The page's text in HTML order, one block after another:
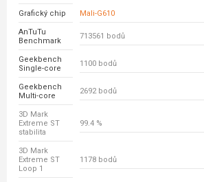
Grafický chip Mali-G610
AnTuTu
Benchmark
713561 bodů
Geekbench
Single-core
1100 bodů
Geekbench
Multi-core
2692 bodů
3D Mark
Extreme ST
stabilita
99.4 %
3D Mark
Extreme ST
Loop 1
1178 bodů